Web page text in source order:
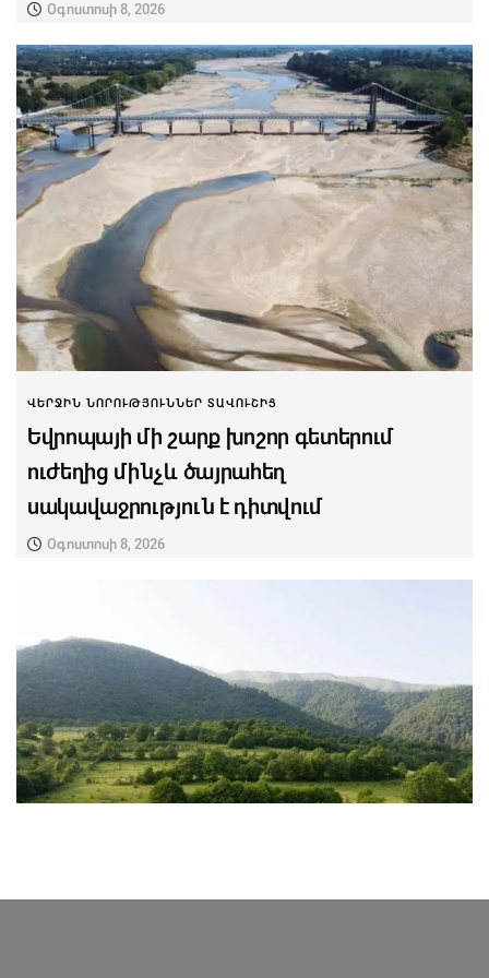
Օգոստոսի 8, 2026
ՎԵՐՋԻՆ ՆՈՐՈՒԹՅՈՒՆՆԵՐ ՏԱՎՈՒՇԻՑ
Եվրոպայի մի շարք խոշոր գետերում
ուժեղից մինչև ծայրահեղ
սակավաջրություն է դիտվում
Օգոստոսի 8, 2026